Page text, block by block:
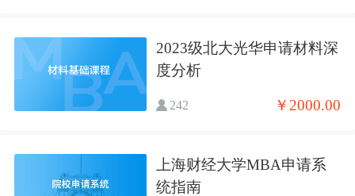
2023级北大光华申请材料深
度分析
242 ￥2000.00
上海财经大学MBA申请系
统指南